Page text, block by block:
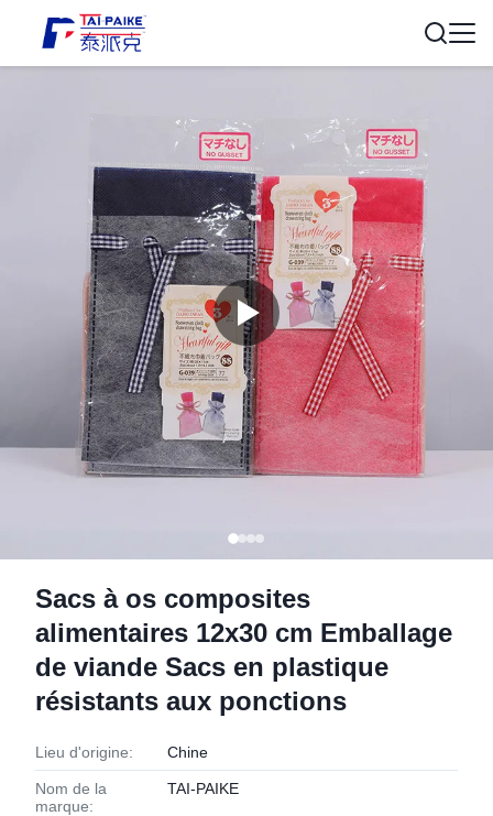
Sacs à os composites
alimentaires 12x30 cm Emballage
de viande Sacs en plastique
résistants aux ponctions
Lieu d'origine: Chine
Nom de la
marque:
TAI-PAIKE